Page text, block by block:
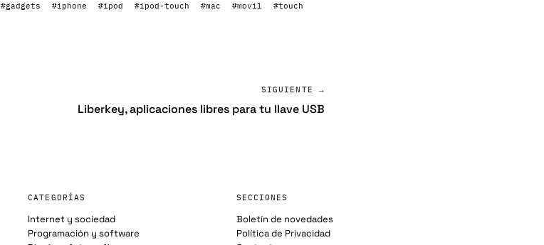
#gadgets #iphone #ipod #ipod-touch #mac #movil
#touch
SIGUIENTE →
Liberkey, aplicaciones libres para tu llave USB
CATEGORÍAS
Internet y sociedad
Programación y software
SECCIONES
Boletín de novedades
Política de Privacidad